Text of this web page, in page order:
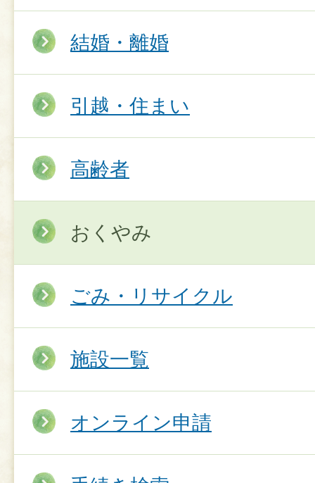
結婚・離婚
引越・住まい
高齢者
おくやみ
ごみ・リサイクル
施設一覧
オンライン申請